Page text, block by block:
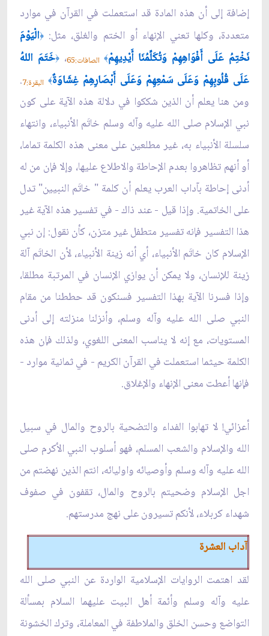
إضافة إلى أن هذه المادة قد استعملت في القرآن في موارد
متعددة، وكلها تعني الإنهاء أو الختم والغلق، مثل:﴿الْيَوْمَ
نَخْتِمُ عَلَى أَفْوَاهِهِمْ وَتُكَلِّمُنَا أَيْدِيهِمْ﴾ الصافات:65 ،﴿خَتَمَ اللهُ
عَلَى قُلُوبِهِمْ وَعَلَى سَمْعِهِمْ وَعَلَى أَبْصَارِهِمْ غِشَاوَةٌ﴾ البقرة:7 .
ومن هنا يعلم أن الذين شككوا في دلالة هذه الآية على كون
نبي الإسلام صلى الله عليه وآله وسلم خاتَم الأنبياء، وانتهاء
سلسلة الأنبياء به، غير مطلعين على معنى هذه الكلمة تماما،
أو أنهم تظاهروا بعدم الإحاطة والاطلاع عليها، وإلا فإن من له
أدنى إحاطة بآداب العرب يعلم أن كلمة " خاتَم النبيين" تدل
على الخاتمية. وإذا قيل - عند ذاك - في تفسير هذه الآية غير
هذا التفسير فإنه تفسير متطفل غير متزن، كأن نقول: إن نبي
الإسلام كان خاتَم الأنبياء، أي أنه زينة الأنبياء، لأن الخاتَم آلة
زينة للإنسان، ولا يمكن أن يوازي الإنسان في المرتبة مطلقا،
وإذا فسرنا الآية بهذا التفسير فسنكون قد حططنا من مقام
النبي صلى الله عليه وآله وسلم، وأنزلنا منزلته إلى أدنى
المستويات، مع إنه لا يناسب المعنى اللغوي، ولذلك فإن هذه
الكلمة حيثما استعملت في القرآن الكريم - في ثمانية موارد -
فإنها أعطت معنى الإنهاء والإغلاق.
أعزائي! لا تهابوا الفداء والتضحية بالروح والمال في سبيل
الله والإسلام والشعب المسلم، فهو أسلوب النبي الأكرم صلى
الله عليه وآله وسلم وأوصيائه واوليائه، انتم الذين نهضتم من
اجل الإسلام وضحيتم بالروح والمال، تقفون في صفوف
شهداء كربلاء، لأنكم تسيرون على نهج مدرستهم.
آداب العشرة
لقد اهتمت الروايات الإسلامية الواردة عن النبي صلى الله
عليه وآله وسلم وأئمة أهل البيت عليهما السلام بمسألة
التواضع وحسن الخلق والملاطفة في المعاملة، وترك الخشونة